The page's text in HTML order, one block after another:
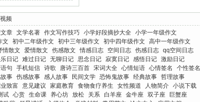
视频
章 文学名著 作文写作技巧 小学好段摘抄大全 小学一年级作文
文 初中二年级作文 初中三年级作文 初中四年级作文
高中一年级作文
情散文 爱情散文 伤感散文 情感日志 空间日志 伤感日志 qq空间日志
日记 难过日记 无聊日记 思念日记 寂寞日记 感悟日记 激励日记
句 手机短信 诗歌 唐诗三百首 宋词大全 心情短语 心情签名
个性签名
事 伤感故事 感人故事 民间文学 恐怖鬼故事 经典故事 哲理故事
致富 意见建议 家庭教育 食物食疗养生 女性频道 人物简介 小说下载
试 心赏 生命课 养心坊 放松 关系 白羊座 金牛座 双子座
巨蟹座